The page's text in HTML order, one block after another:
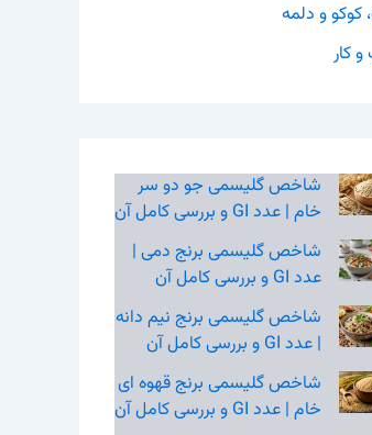
کوکو و دلمه
کار
شاخص گلیسمی جو دو سر
خام | عدد GI و بررسی کامل آن
شاخص گلیسمی برنج دمی |
عدد GI و بررسی کامل آن
شاخص گلیسمی برنج نیم‌ دانه
| عدد GI و بررسی کامل آن
شاخص گلیسمی برنج قهوه‌ ای
خام | عدد GI و بررسی کامل آن